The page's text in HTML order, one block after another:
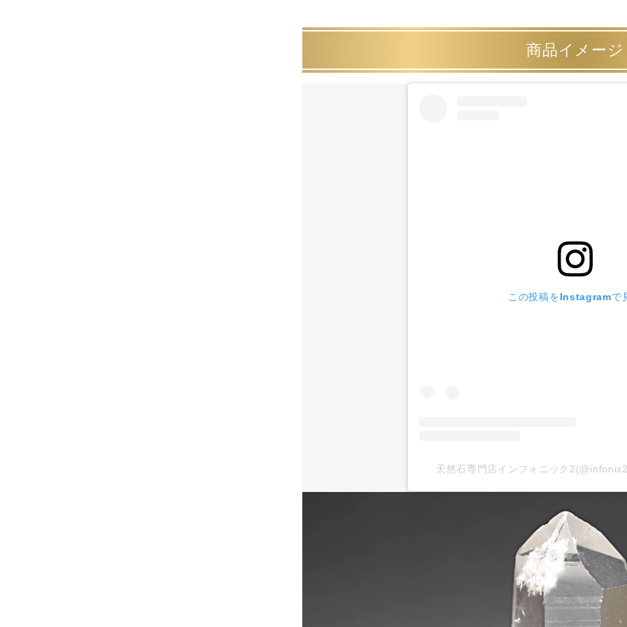
商品イメージ
この投稿をInstagramで
天然石専門店インフォニック